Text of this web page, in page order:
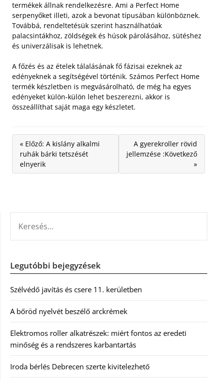
termékek állnak rendelkezésre. Ami a Perfect Home
serpenyőket illeti, azok a bevonat típusában különböznek.
Továbbá, rendeltetésük szerint használhatóak
palacsintákhoz, zöldségek és húsok párolásához, sütéshez
és univerzálisak is lehetnek.
A főzés és az ételek tálalásának fő fázisai ezeknek az
edényeknek a segítségével történik. Számos Perfect Home
termék készletben is megvásárolható, de még ha egyes
edényeket külön-külön lehet beszerezni, akkor is
összeállíthat saját maga egy készletet.
« Előző: A kislány alkalmi
ruhák bárki tetszését
elnyerik
A gyerekroller rövid
jellemzése :Következő
»
Legutóbbi bejegyzések
Szélvédő javítás és csere 11. kerületben
A bőröd nyelvét beszélő arckrémek
Elektromos roller alkatrészek: miért fontos az eredeti
minőség és a rendszeres karbantartás
Iroda bérlés Debrecen szerte kivitelezhető